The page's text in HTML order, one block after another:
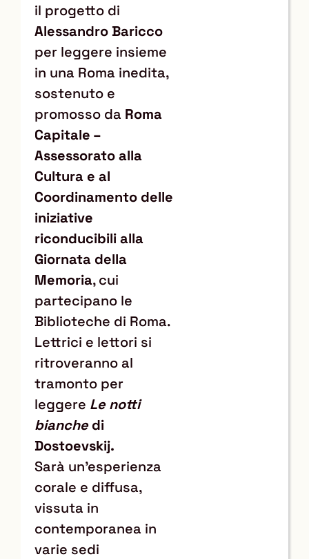
il progetto di
Alessandro Baricco
per leggere insieme
in una Roma inedita,
sostenuto e
promosso da Roma
Capitale –
Assessorato alla
Cultura e al
Coordinamento delle
iniziative
riconducibili alla
Giornata della
Memoria, cui
partecipano le
Biblioteche di Roma.
Lettrici e lettori si
ritroveranno al
tramonto per
leggere Le notti
bianchedi
Dostoevskij.
Sarà un’esperienza
corale e diffusa,
vissuta in
contemporanea in
varie sedi